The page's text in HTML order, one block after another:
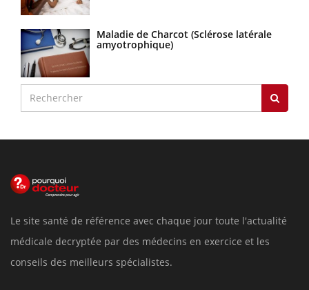
Maladie de Charcot (Sclérose latérale
amyotrophique)
Le site santé de référence avec chaque jour toute l'actualité
médicale decryptée par des médecins en exercice et les
conseils des meilleurs spécialistes.